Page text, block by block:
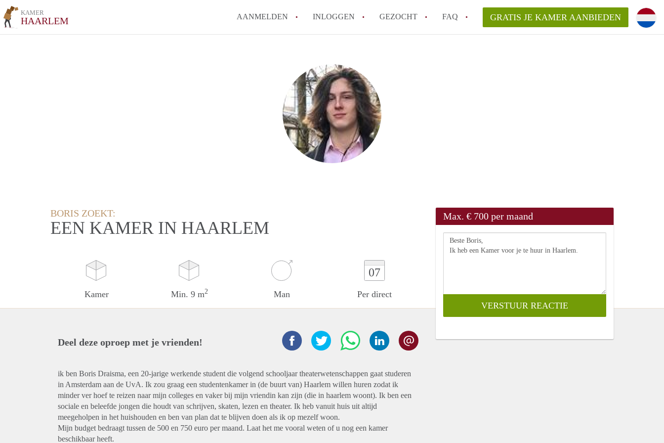
KAMER
HAARLEM AANMELDEN INLOGGEN GEZOCHT FAQ
Wat is de privacyverklaring van KamerHaarlem?
Berekent KamerHaarlem makelaarsvergoeding/bemiddelingsvergoeding?
Is KamerHaarlem verantwoordelijk voor de aangeboden Kamer / Kamers in
Haarlem?
Alle veelgestelde vragen
GRATIS JE KAMER AANBIEDEN
BORIS ZOEKT:
EEN KAMER IN HAARLEM
Kamer Min. 9 m2 Man
07
Per direct
Max. € 700 per maand
Deel deze oproep met je vrienden!
ik ben Boris Draisma, een 20-jarige werkende student die volgend schooljaar theaterwetenschappen gaat studeren
in Amsterdam aan de UvA. Ik zou graag een studentenkamer in (de buurt van) Haarlem willen huren zodat ik
minder ver hoef te reizen naar mijn colleges en vaker bij mijn vriendin kan zijn (die in haarlem woont). Ik ben een
sociale en beleefde jongen die houdt van schrijven, skaten, lezen en theater. Ik heb vanuit huis uit altijd
meegeholpen in het huishouden en ben van plan dat te blijven doen als ik op mezelf woon.
Mijn budget bedraagt tussen de 500 en 750 euro per maand. Laat het me vooral weten of u nog een kamer
beschikbaar heeft.